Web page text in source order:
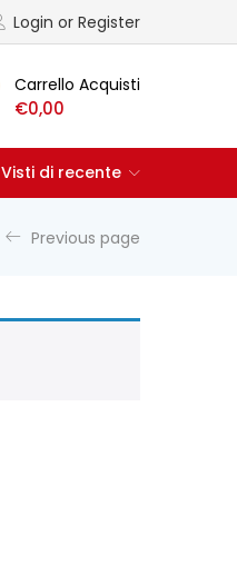
Login or Register
Carrello Acquisti
€0,00
Visti di recente
Previous page